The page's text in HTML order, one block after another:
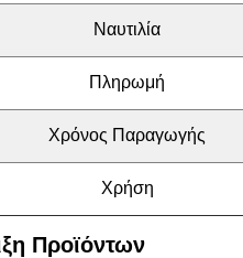
Ναυτιλία
Πληρωμή
Χρόνος Παραγωγής
Χρήση
Προϊόντων